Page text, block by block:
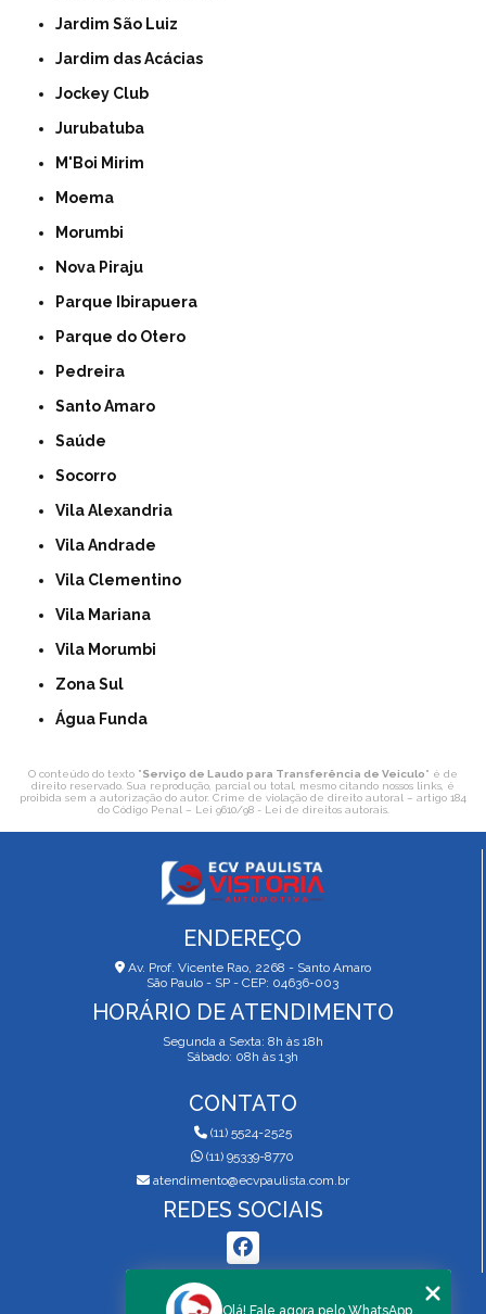
Jardim São Luiz
Jardim das Acácias
Jockey Club
Jurubatuba
M'Boi Mirim
Moema
Morumbi
Nova Piraju
Parque Ibirapuera
Parque do Otero
Pedreira
Santo Amaro
Saúde
Socorro
Vila Alexandria
Vila Andrade
Vila Clementino
Vila Mariana
Vila Morumbi
Zona Sul
Água Funda
O conteúdo do texto "Serviço de Laudo para Transferência de Veiculo" é de
direito reservado. Sua reprodução, parcial ou total, mesmo citando nossos links, é
proibida sem a autorização do autor. Crime de violação de direito autoral – artigo 184
do Código Penal – Lei 9610/98 - Lei de direitos autorais.
ENDEREÇO
Av. Prof. Vicente Rao, 2268 - Santo Amaro
São Paulo - SP - CEP: 04636-003
HORÁRIO DE ATENDIMENTO
Segunda a Sexta: 8h às 18h
Sábado: 08h às 13h
CONTATO
(11) 5524-2525
(11) 95339-8770
atendimento@ecvpaulista.com.br
REDES SOCIAIS
MENU
Olá! Fale agora pelo WhatsApp